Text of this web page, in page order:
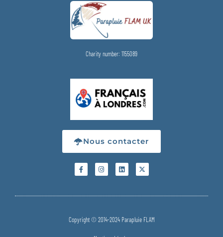
Charity number: 1155089
Nous contacter
Copyright © 2014-2024 Parapluie FLAM